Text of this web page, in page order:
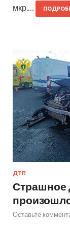
мкр.…
ДТП
Страшное
Оставьте